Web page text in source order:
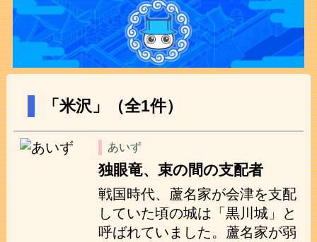
「米沢」（全1件）
あいず
独眼竜、束の間の支配者
戦国時代、蘆名家が会津を支配
していた頃の城は「黒川城」と
呼ばれていました。蘆名家が弱